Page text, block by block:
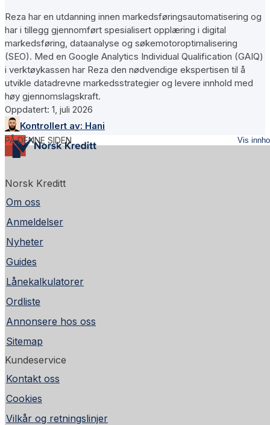
Reza har en utdanning innen markedsføringsautomatisering og
har i tillegg gjennomført spesialisert opplæring i digital
markedsføring, dataanalyse og søkemotoroptimalisering
(SEO). Med en Google Analytics Individual Qualification (GAIQ)
i verktøykassen har Reza den nødvendige ekspertisen til å
utvikle datadrevne markedsstrategier og levere innhold med
høy gjennomslagskraft.
Oppdatert: 1, juli 2026
Kontrollert av: Hani
PÅ DENNE SIDEN Vis
Norsk Kreditt
Om oss
Anmeldelser
Nyheter
Guides
Lånekalkulatorer
Ordliste
Annonsere hos oss
Sitemap
Kundeservice
Kontakt oss
Cookies
Vilkår og retningslinjer